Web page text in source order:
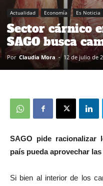
Actualidad Economía Es Noticia
Sector cárnico
SAGO busca
Por Claudia Mora - 12 de julio de
SAGO pide racionalizar
país pueda aprovechar
Si bien al interior de los